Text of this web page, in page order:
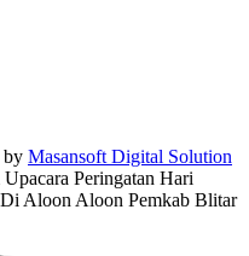
by Masansoft Digital Solution
Peringatan Hari
Aloon Aloon Pemkab Blitar